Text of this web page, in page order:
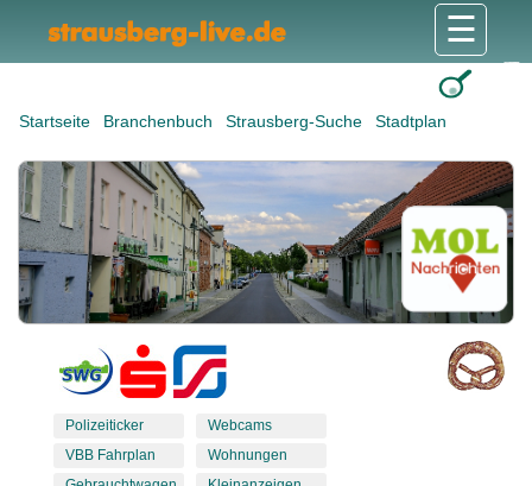
Startseite Branchenbuch Strausberg-Suche Stadtplan
☰
Polizeiticker
VBB Fahrplan
Webcams
Wohnungen